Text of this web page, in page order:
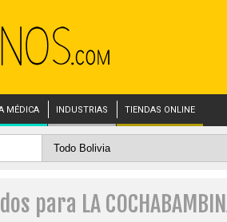
MÉDICA INDUSTRIAS TIENDAS ONLINE
para LA